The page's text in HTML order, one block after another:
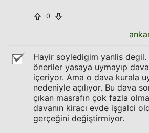
0
Hayir soyledigim yanlis degil.
öneriler yasaya uymayıp
içeriyor. Ama o dava kurala
nedeniyle açılıyor. Bu dava
çıkan masrafın çok fazla
davanın kiracı evde işgalci
gerçeğini değiştirmiyor.